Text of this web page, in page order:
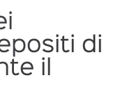
di
il